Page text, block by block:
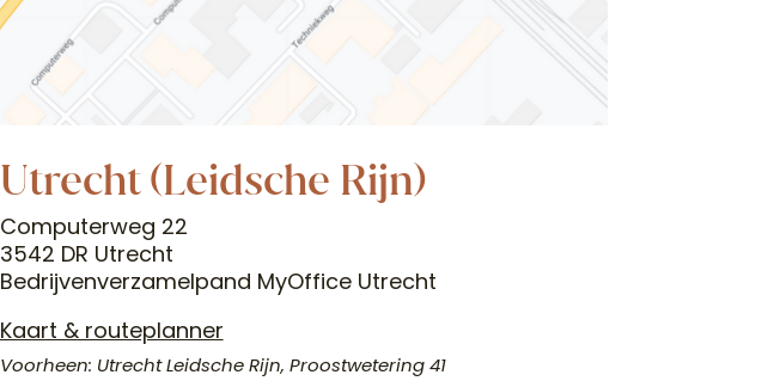
Utrecht (Leidsche Rijn)
Computerweg 22
3542 DR Utrecht
Bedrijvenverzamelpand MyOffice Utrecht
Kaart & routeplanner
Voorheen: Utrecht Leidsche Rijn, Proostwetering 41